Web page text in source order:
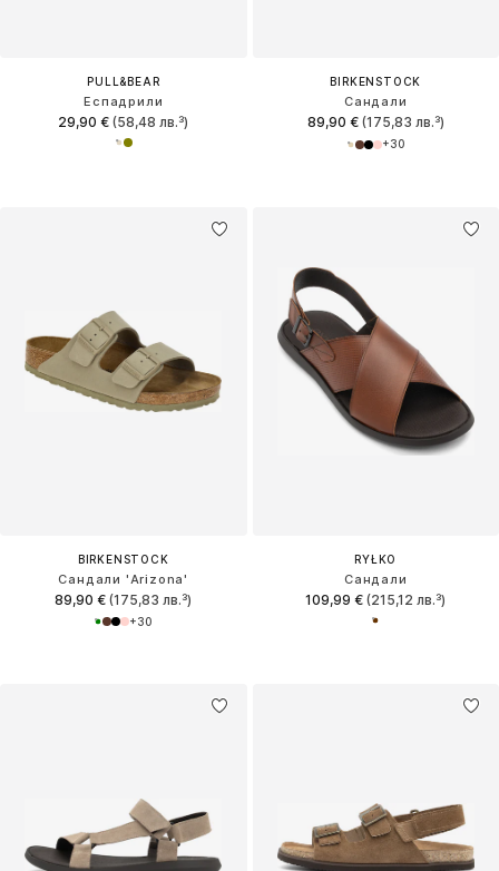
PULL&BEAR
Еспадрили
29,90 € (58,48 лв.³)
BIRKENSTOCK
Сандали
89,90 €(175,83 лв.³)
+30
BIRKENSTOCK
Сандали 'Arizona'
89,90 € (175,83 лв.³)
+30
RYŁKO
Сандали
109,99 € (215,12 лв.³)